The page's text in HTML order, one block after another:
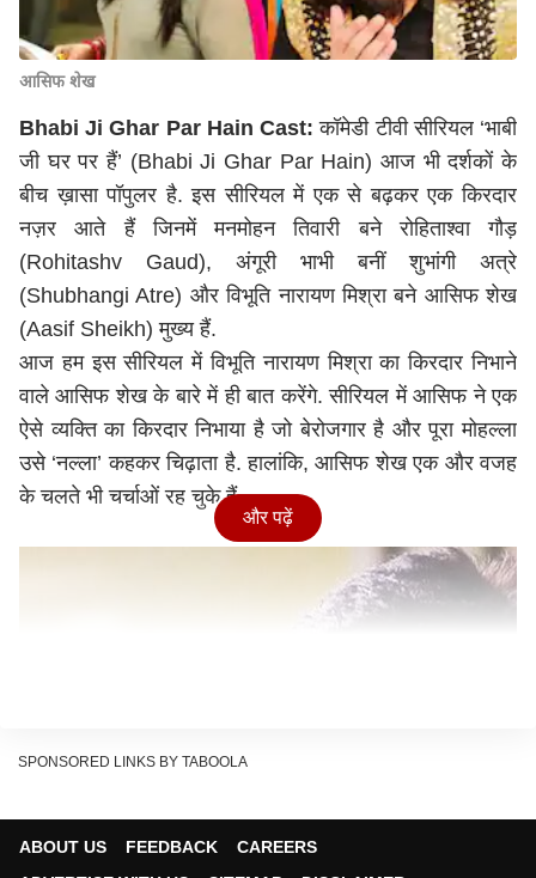
आसिफ शेख
Bhabi Ji Ghar Par Hain Cast: कॉमेडी टीवी सीरियल ‘भाबी
जी घर पर हैं’ (Bhabi Ji Ghar Par Hain) आज भी दर्शकों के
बीच ख़ासा पॉपुलर है. इस सीरियल में एक से बढ़कर एक किरदार
नज़र आते हैं जिनमें मनमोहन तिवारी बने रोहिताश्वा गौड़
(Rohitashv Gaud), अंगूरी भाभी बनीं शुभांगी अत्रे
(Shubhangi Atre) और विभूति नारायण मिश्रा बने आसिफ शेख
(Aasif Sheikh) मुख्य हैं.
आज हम इस सीरियल में विभूति नारायण मिश्रा का किरदार निभाने
वाले आसिफ शेख के बारे में ही बात करेंगे. सीरियल में आसिफ ने एक
ऐसे व्यक्ति का किरदार निभाया है जो बेरोजगार है और पूरा मोहल्ला
उसे ‘नल्ला’ कहकर चिढ़ाता है. हालांकि, आसिफ शेख एक और वजह
के चलते भी चर्चाओं रह चुके हैं.
और पढ़ें
SPONSORED LINKS BY TABOOLA
ABOUT US FEEDBACK
CAREERS